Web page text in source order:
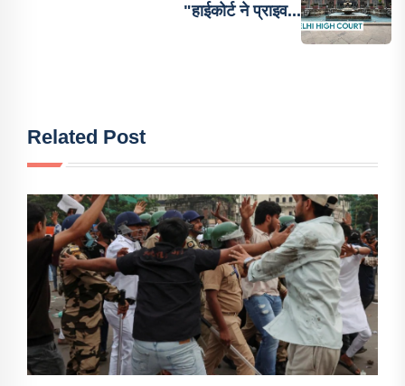
"हाईकोर्ट ने प्राइव...
Related Post